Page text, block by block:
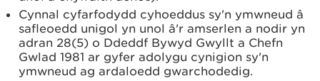
Cynnal cyfarfodydd cyhoeddus sy'n ymwneud â
safleoedd unigol yn unol â'r amserlen a nodir yn
adran 28(5) o Ddeddf Bywyd Gwyllt a Chefn
Gwlad 1981 ar gyfer adolygu cynigion sy'n
ymwneud ag ardaloedd gwarchodedig.